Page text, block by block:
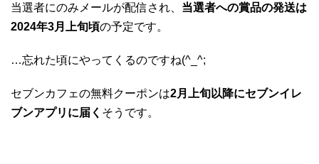
当選者にのみメールが配信され、 当選者への賞品の発送は
2024年3月上旬頃の予定です。
…忘れた頃にやってくるのですね(^_^;
セブンカフェの無料クーポンは2月上旬以降にセブンイレ
ブンアプリに届く そうです。